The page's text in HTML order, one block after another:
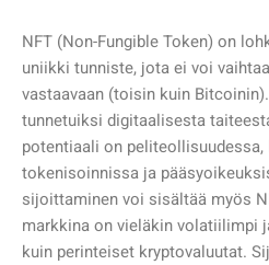
NFT (Non-Fungible Token) on
uniikki tunniste, jota ei voi
vastaavaan (toisin kuin
tunnetuiksi digitaalisesta
potentiaali on
tokenisoinnissa ja
sijoittaminen voi sisältää myös
markkina on vieläkin volatiilimpi
kuin perinteiset kryptovaluutat.